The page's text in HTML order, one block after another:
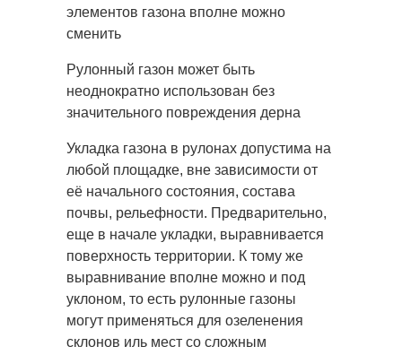
элементов газона вполне можно
сменить
Рулонный газон может быть
неоднократно использован без
значительного повреждения дерна
Укладка газона в рулонах допустима на
любой площадке, вне зависимости от
её начального состояния, состава
почвы, рельефности. Предварительно,
еще в начале укладки, выравнивается
поверхность территории. К тому же
выравнивание вполне можно и под
уклоном, то есть рулонные газоны
могут применяться для озеленения
склонов иль мест со сложным